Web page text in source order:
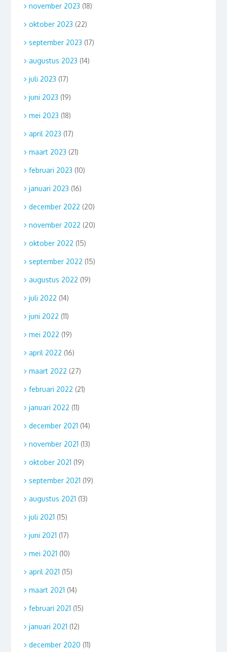
november 2023 (18)
oktober 2023 (22)
september 2023 (17)
augustus 2023 (14)
juli 2023 (17)
juni 2023 (19)
mei 2023 (18)
april 2023 (17)
maart 2023 (21)
februari 2023 (10)
januari 2023 (16)
december 2022 (20)
november 2022 (20)
oktober 2022 (15)
september 2022 (15)
augustus 2022 (19)
juli 2022 (14)
juni 2022 (11)
mei 2022 (19)
april 2022 (16)
maart 2022 (27)
februari 2022 (21)
januari 2022 (11)
december 2021 (14)
november 2021 (13)
oktober 2021 (19)
september 2021 (19)
augustus 2021 (13)
juli 2021 (15)
juni 2021 (17)
mei 2021 (10)
april 2021 (15)
maart 2021 (14)
februari 2021 (15)
januari 2021 (12)
december 2020 (11)